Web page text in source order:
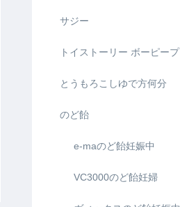
サジー
トイストーリー ボーピープ
とうもろこしゆで方何分
のど飴
e-maのど飴妊娠中
VC3000のど飴妊婦